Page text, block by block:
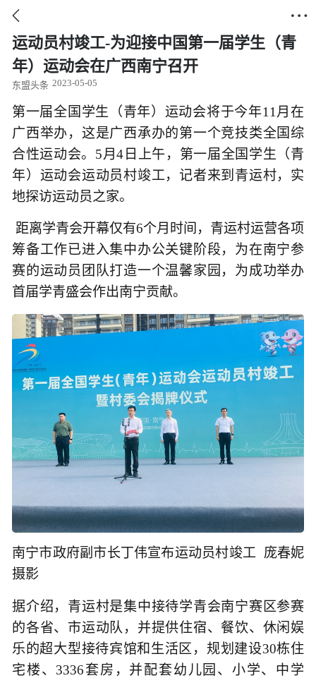
 
运动员村竣工-为迎接中国第一届学生（青
年）运动会在广西南宁召开
东盟头条 2023-05-05
第一届全国学生（青年）运动会将于今年11月在
广西举办，这是广西承办的第一个竞技类全国综
合性运动会。5月4日上午，第一届全国学生（青
年）运动会运动员村竣工，记者来到青运村，实
地探访运动员之家。
距离学青会开幕仅有6个月时间，青运村运营各项
筹备工作已进入集中办公关键阶段，为在南宁参
赛的运动员团队打造一个温馨家园，为成功举办
首届学青盛会作出南宁贡献。
南宁市政府副市长丁伟宣布运动员村竣工 庞春妮
摄影
据介绍，青运村是集中接待学青会南宁赛区参赛
的各省、市运动队，并提供住宿、餐饮、休闲娱
乐的超大型接待宾馆和生活区，规划建设30栋住
宅楼、3336套房，并配套幼儿园、小学、中学